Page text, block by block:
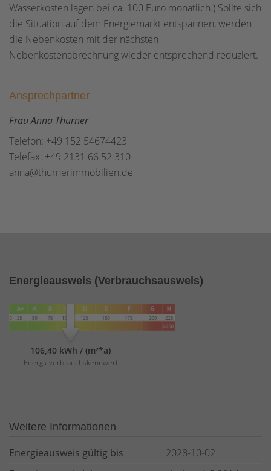
Wasserkosten lagen bei ca. 100 Euro monatlich.) Sollte sich
die Situation auf dem Energiemarkt entspannen, werden
die Nebenkosten mit der nächsten
Nebenkostenabrechnung wieder entsprechend reduziert.
Ansprechpartner
Frau Anna Thurner
Telefon: +49 152 54674423
Telefax: +49 2131 66 52 310
anna@thurnerimmobilien.de
Energieausweis (Verbrauchsausweis)
106,40 kWh / (m²*a)
Energieverbrauchskennwert
Weitere Informationen
Energieausweis gültig bis
2028-10-02